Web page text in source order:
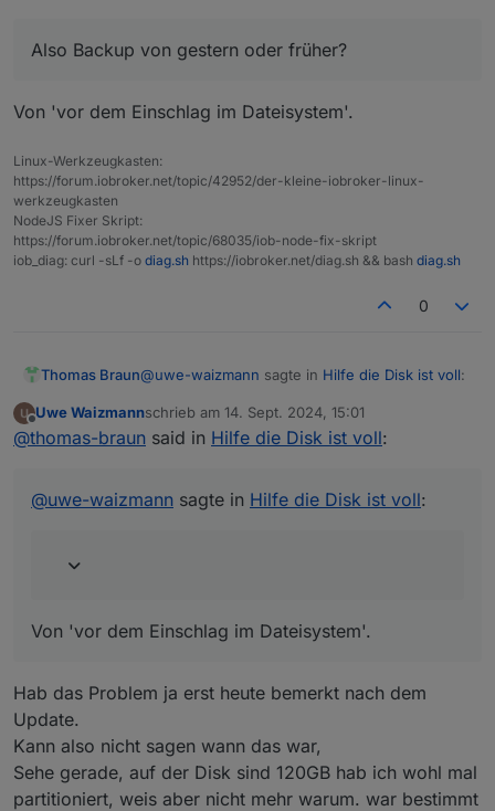
Also Backup von gestern oder früher?
Von 'vor dem Einschlag im Dateisystem'.
Linux-Werkzeugkasten:
https://forum.iobroker.net/topic/42952/der-kleine-iobroker-linux-
werkzeugkasten
NodeJS Fixer Skript:
https://forum.iobroker.net/topic/68035/iob-node-fix-skript
iob_diag: curl -sLf -o diag.sh https://iobroker.net/diag.sh && bash diag.sh
0
Thomas Braun@uwe-waizmann sagte in Hilfe die Disk ist voll:
Also Backup von gestern oder früher?
Von 'vor dem Einschlag im Dateisystem'.
Offline
Uwe Waizmannschrieb am 14. Sept. 2024, 15:01
zuletzt editiert von
@thomas-braun said in Hilfe die Disk ist voll:
@uwe-waizmann sagte in Hilfe die Disk ist voll:
Von 'vor dem Einschlag im Dateisystem'.
Hab das Problem ja erst heute bemerkt nach dem
Update.
Kann also nicht sagen wann das war,
Sehe gerade, auf der Disk sind 120GB hab ich wohl mal
partitioniert, weis aber nicht mehr warum. war bestimmt